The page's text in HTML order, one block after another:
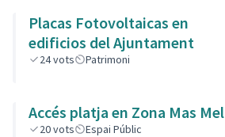
Placas Fotovoltaicas en
edificios del Ajuntament
24vots Patrimoni
Accés platja en Zona Mas Mel
20vots Espai Públic